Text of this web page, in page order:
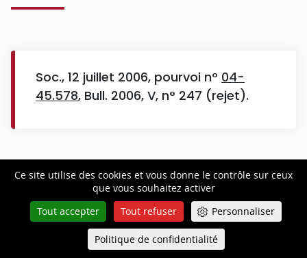
Ce site utilise des cookies et vous donne le contrôle sur ceux
que vous souhaitez activer
Tout accepter
Tout refuser Personnaliser
Politique de confidentialité
Soc., 12 juillet 2006, pourvoi n° 04-
45.578, Bull. 2006, V, n° 247 (rejet).
Lesdates clés
Queue-Fair